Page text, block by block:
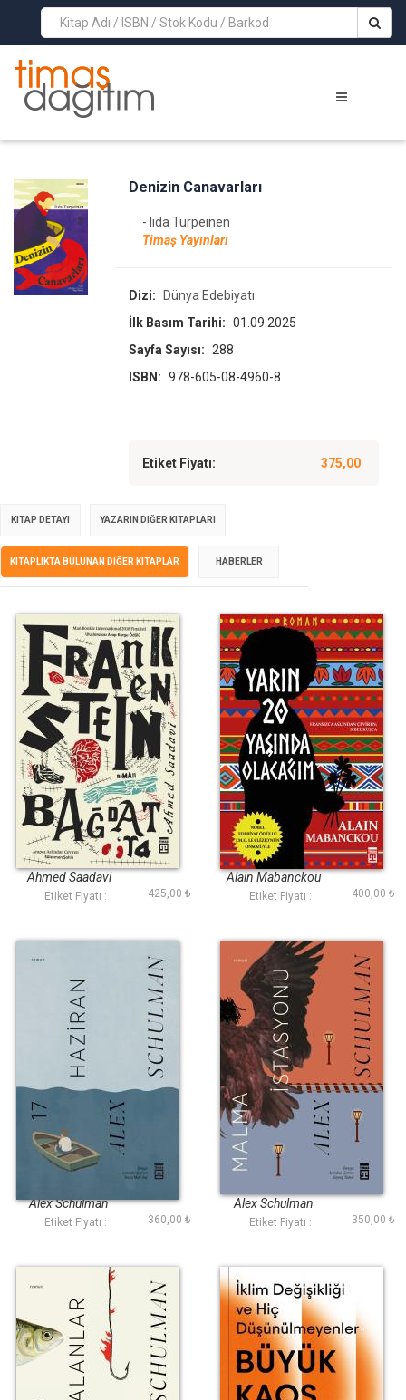
>
Denizin Canavarları
- Iida Turpeinen
Timaş Yayınları
Dizi:
Dünya Edebiyatı
İlk Basım Tarihi: 01.09.2025
Sayfa Sayısı:
288
ISBN: 978-605-08-4960-8
Etiket Fiyatı: 375,00
KITAP DETAYI YAZARIN DIĞER KITAPLARI
KITAPLIKTA BULUNAN DIĞER KITAPLAR HABERLER
Frankenstein
Bağdatta
Ahmed Saadavi
Etiket Fiyatı : 425,00 ₺
Yarın 20 Yaşında
Olacağım
Alain Mabanckou
Etiket Fiyatı : 400,00 ₺
17 Haziran
Alex Schulman
Etiket Fiyatı : 360,00 ₺
Malma İstasyonu
Alex Schulman
Etiket Fiyatı : 350,00 ₺